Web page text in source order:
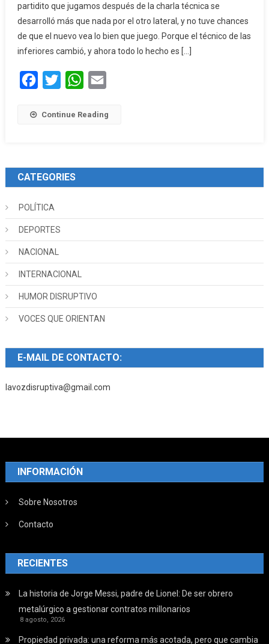
partidito que jugamos después de la charla técnica se
desarrolló más que nada por el otro lateral, y no tuve chances
de que el nuevo vea lo bien que juego. Porque el técnico de las
inferiores cambió, y ahora todo lo hecho es […]
Facebook
Twitter WhatsApp
Continue Reading
CATEGORIES
POLÍTICA
DEPORTES
NACIONAL
INTERNACIONAL
HUMOR DISRUPTIVO
VOCES QUE ORIENTAN
E-MAIL DE CONTACTO:
lavozdisruptiva@gmail.com
INFORMACIÓN
Sobre Nosotros
Contacto
RECIENTES
La historia de Jorge Messi, padre de Lionel: De ser obrero
metalúrgico a gestionar contratos millonarios
8 agosto, 2026
Propiedad privada: una reforma más acotada, pero que cambia